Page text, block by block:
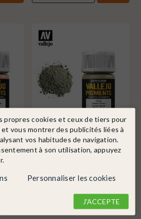
73118
73118
VALLEJO / AUGUST
Ref. 73111
Pigments à effet, Terre Verte,
35ml - VALLEJO 73111
DÉTAIL
propres cookies et ceux de tiers pour
vous montrer des publicités liées à
vos habitudes de navigation.
à son utilisation, appuyez
Personnaliser les cookies
J'ACCEPTE